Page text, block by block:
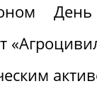
День